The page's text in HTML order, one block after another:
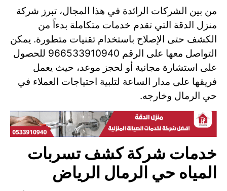
من بين الشركات الرائدة في هذا المجال، تبرز شركة
منزل الدقة التي تقدم خدمات متكاملة بدءاً من
الكشف حتى الإصلاح باستخدام تقنيات متطورة. يمكن
التواصل معها على الرقم 966533910940 للحصول
على استشارة مجانية أو لحجز موعد، حيث يعمل
فريقها على مدار الساعة لتلبية احتياجات العملاء في
حي الرمال وخارجه.
خدمات شركة كشف تسربات
المياه حي الرمال الرياض